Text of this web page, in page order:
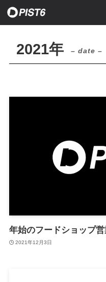
2021年 – date –
年始のフードショップ
2021年12月3日